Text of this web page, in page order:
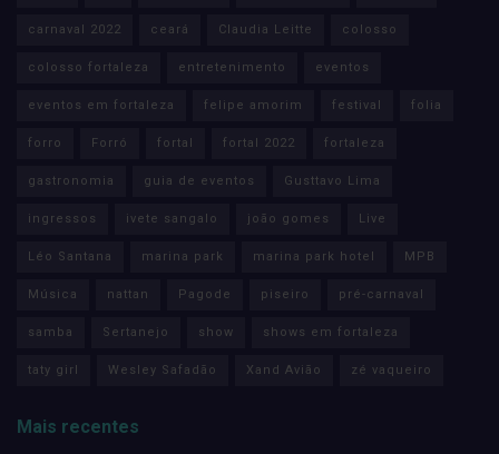
carnaval 2022 ceará Claudia Leitte colosso
colosso fortaleza entretenimento eventos
eventos em fortaleza felipe amorim festival folia
forro Forró fortal fortal 2022 fortaleza
gastronomia guia de eventos Gusttavo Lima
ingressos ivete sangalo joão gomes Live
Léo Santana marina park marina park hotel MPB
Música nattan Pagode piseiro pré-carnaval
samba Sertanejo show shows em fortaleza
taty girl Wesley Safadão Xand Avião zé vaqueiro
Mais recentes